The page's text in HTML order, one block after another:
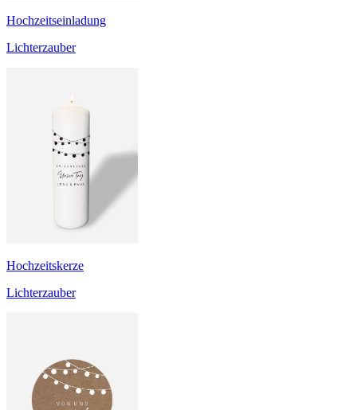
Hochzeitseinladung
Lichterzauber
Hochzeitskerze
Lichterzauber